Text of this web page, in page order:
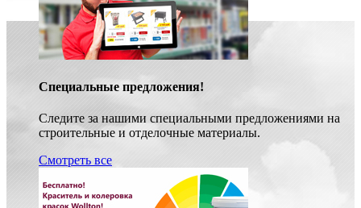
Специальные предложения!
Следите за нашими специальными предложениями на
строительные и отделочные материалы.
Смотреть все